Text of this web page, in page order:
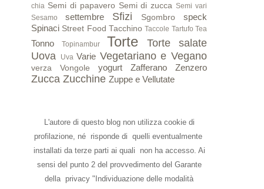
chia Semi di papavero Semi di zucca Semi vari
Sesamo
settembre Sfizi Sgombro
speck
Spinaci Street Food Tacchino Taccole Tartufo Tea
Tonno Topinambur Torte
Torte salate
Uova
Uva Varie Vegetariano e Vegano
verza Vongole yogurt Zafferano Zenzero
Zucca Zucchine Zuppe e Vellutate
L'autore di questo blog non utilizza cookie di
profilazione, né risponde di quelli eventualmente
installati da terze parti ai quali non ha accesso. Ai
sensi del punto 2 del provvedimento del Garante
della privacy "Individuazione delle modalità